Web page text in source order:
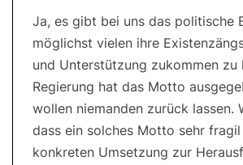
Ja, es gibt bei uns das politische
möglichst vielen ihre
und Unterstützung zukommen zu
Regierung hat das Motto
wollen niemanden zurück lassen.
dass ein solches Motto sehr
konkreten Umsetzung zur